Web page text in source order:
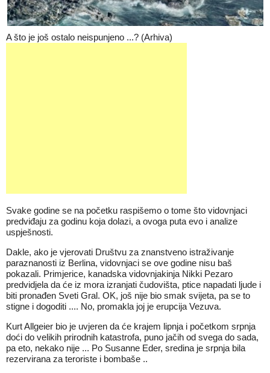
A što je još ostalo neispunjeno ...? (Arhiva)
Svake godine se na početku raspišemo o tome što vidovnjaci
predviđaju za godinu koja dolazi, a ovoga puta evo i analize
uspješnosti.
Dakle, ako je vjerovati Društvu za znanstveno istraživanje
paraznanosti iz Berlina, vidovnjaci se ove godine nisu baš
pokazali. Primjerice, kanadska vidovnjakinja Nikki Pezaro
predvidjela da će iz mora izranjati čudovišta, ptice napadati ljude i
biti pronađen Sveti Gral. OK, još nije bio smak svijeta, pa se to
stigne i dogoditi .... No, promakla joj je erupcija Vezuva.
Kurt Allgeier bio je uvjeren da će krajem lipnja i početkom srpnja
doći do velikih prirodnih katastrofa, puno jačih od svega do sada,
pa eto, nekako nije ... Po Susanne Eder, sredina je srpnja bila
rezervirana za teroriste i bombaše ..